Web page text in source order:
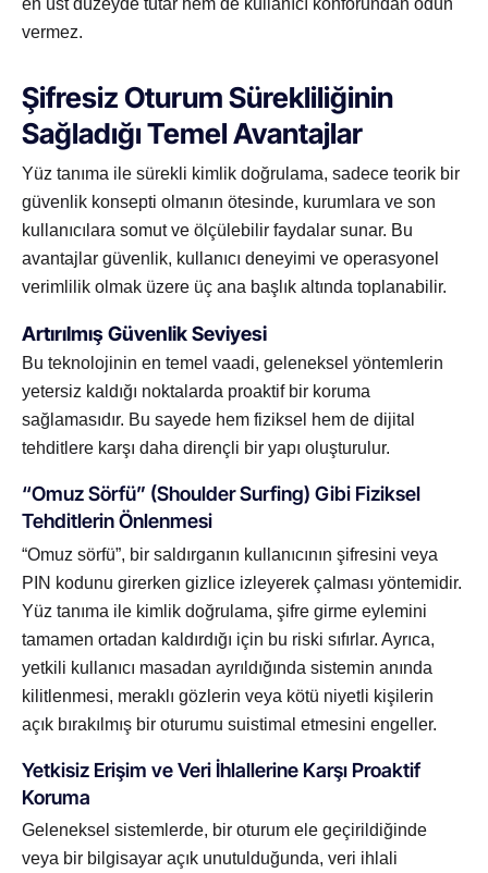
en üst düzeyde tutar hem de kullanıcı konforundan ödün
vermez.
Şifresiz Oturum Sürekliliğinin
Sağladığı Temel Avantajlar
Yüz tanıma ile sürekli kimlik doğrulama, sadece teorik bir
güvenlik konsepti olmanın ötesinde, kurumlara ve son
kullanıcılara somut ve ölçülebilir faydalar sunar. Bu
avantajlar güvenlik, kullanıcı deneyimi ve operasyonel
verimlilik olmak üzere üç ana başlık altında toplanabilir.
Artırılmış Güvenlik Seviyesi
Bu teknolojinin en temel vaadi, geleneksel yöntemlerin
yetersiz kaldığı noktalarda proaktif bir koruma
sağlamasıdır. Bu sayede hem fiziksel hem de dijital
tehditlere karşı daha dirençli bir yapı oluşturulur.
“Omuz Sörfü” (Shoulder Surfing) Gibi Fiziksel
Tehditlerin Önlenmesi
“Omuz sörfü”, bir saldırganın kullanıcının şifresini veya
PIN kodunu girerken gizlice izleyerek çalması yöntemidir.
Yüz tanıma ile kimlik doğrulama, şifre girme eylemini
tamamen ortadan kaldırdığı için bu riski sıfırlar. Ayrıca,
yetkili kullanıcı masadan ayrıldığında sistemin anında
kilitlenmesi, meraklı gözlerin veya kötü niyetli kişilerin
açık bırakılmış bir oturumu suistimal etmesini engeller.
Yetkisiz Erişim ve Veri İhlallerine Karşı Proaktif
Koruma
Geleneksel sistemlerde, bir oturum ele geçirildiğinde
veya bir bilgisayar açık unutulduğunda, veri ihlali